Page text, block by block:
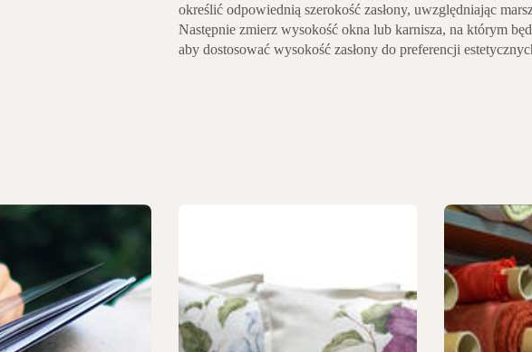
określić odpowiednią szerokość zasłony, uwzględniając
Następnie zmierz wysokość okna lub karnisza, na którym
aby dostosować wysokość zasłony do preferencji